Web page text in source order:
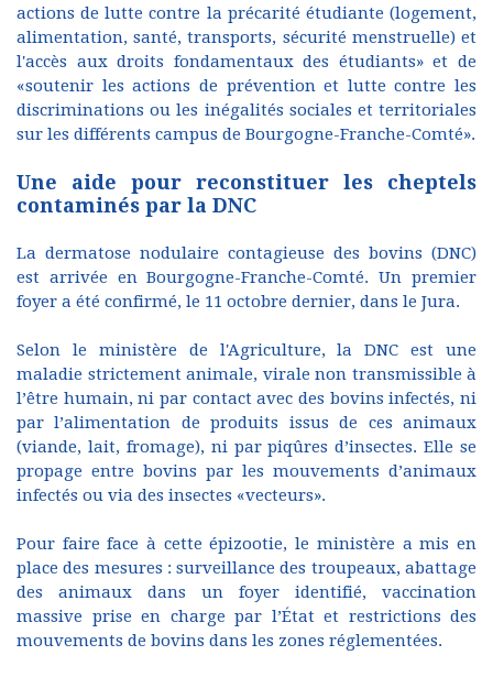
actions de lutte contre la précarité étudiante (logement,
alimentation, santé, transports, sécurité menstruelle) et
l'accès aux droits fondamentaux des étudiants» et de
«soutenir les actions de prévention et lutte contre les
discriminations ou les inégalités sociales et territoriales
sur les différents campus de Bourgogne-Franche-Comté».
Une aide pour reconstituer les cheptels
contaminés par la DNC
La dermatose nodulaire contagieuse des bovins (DNC)
est arrivée en Bourgogne-Franche-Comté. Un premier
foyer a été confirmé, le 11 octobre dernier, dans le Jura.
Selon le ministère de l'Agriculture, la DNC est une
maladie strictement animale, virale non transmissible à
l’être humain, ni par contact avec des bovins infectés, ni
par l’alimentation de produits issus de ces animaux
(viande, lait, fromage), ni par piqûres d’insectes. Elle se
propage entre bovins par les mouvements d’animaux
infectés ou via des insectes «vecteurs».
Pour faire face à cette épizootie, le ministère a mis en
place des mesures : surveillance des troupeaux, abattage
des animaux dans un foyer identifié, vaccination
massive prise en charge par l’État et restrictions des
mouvements de bovins dans les zones réglementées.